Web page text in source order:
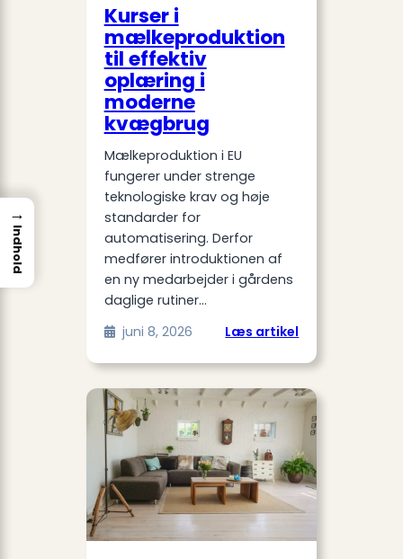
Kurser i
mælkeproduktion
til effektiv
oplæring i
moderne
kvægbrug
Mælkeproduktion i EU
fungerer under strenge
teknologiske krav og høje
standarder for
automatisering. Derfor
medfører introduktionen af
en ny medarbejder i gårdens
daglige rutiner…
juni 8, 2026
Læs artikel
i
til
effektiv
oplæring
i
moderne
kvægbrug
→
Indhold